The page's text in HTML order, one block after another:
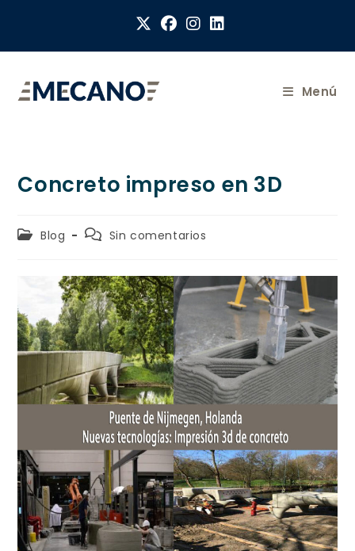
Menú
Concreto impreso en 3D
Blog Sin comentarios